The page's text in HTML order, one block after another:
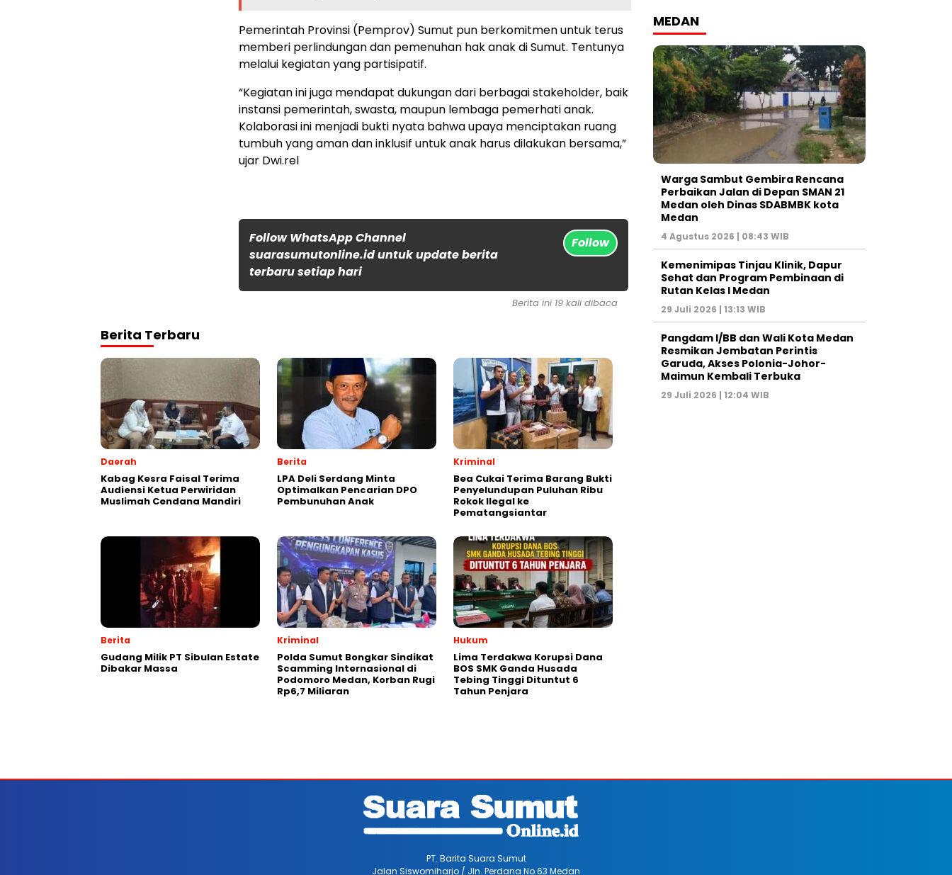
Pemerintah Provinsi (Pemprov) Sumut pun berkomitmen untuk terus
memberi perlindungan dan pemenuhan hak anak di Sumut. Tentunya
melalui kegiatan yang partisipatif.
“Kegiatan ini juga mendapat dukungan dari berbagai stakeholder, baik
instansi pemerintah, swasta, maupun lembaga pemerhati anak.
Kolaborasi ini menjadi bukti nyata bahwa upaya menciptakan ruang
tumbuh yang aman dan inklusif untuk anak harus dilakukan bersama,”
ujar Dwi.rel
Follow WhatsApp Channel
suarasumutonline.id untuk update berita
terbaru setiap hari
Follow
Berita ini 19 kali dibaca
Berita Terbaru
Daerah
Kabag Kesra Faisal Terima
Audiensi Ketua Perwiridan
Muslimah Cendana Mandiri
Berita
LPA Deli Serdang Minta
Optimalkan Pencarian DPO
Pembunuhan Anak
Kriminal
Bea Cukai Terima Barang Bukti
Penyelundupan Puluhan Ribu
Rokok Ilegal ke
Pematangsiantar
Berita
Gudang Milik PT Sibulan Estate
Dibakar Massa
Kriminal
Polda Sumut Bongkar Sindikat
Scamming Internasional di
Podomoro Medan, Korban Rugi
Rp6,7 Miliaran
Hukum
Lima Terdakwa Korupsi Dana
BOS SMK Ganda Husada
Tebing Tinggi Dituntut 6
Tahun Penjara
MEDAN
Warga Sambut Gembira Rencana
Perbaikan Jalan di Depan SMAN 21
Medan oleh Dinas SDABMBK kota
Medan
4 Agustus 2026 | 08:43 WIB
Kemenimipas Tinjau Klinik, Dapur
Sehat dan Program Pembinaan di
Rutan Kelas I Medan
29 Juli 2026 | 13:13 WIB
Pangdam I/BB dan Wali Kota Medan
Resmikan Jembatan Perintis
Garuda, Akses Polonia-Johor-
Maimun Kembali Terbuka
29 Juli 2026 | 12:04 WIB
PT. Barita Suara Sumut
Jalan Siswomiharjo / Jln. Perdana No.63 Medan